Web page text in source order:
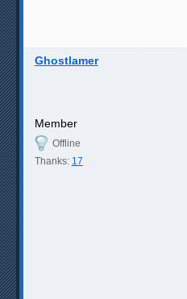
Ghostlamer
Member
Offline
Thanks: 17